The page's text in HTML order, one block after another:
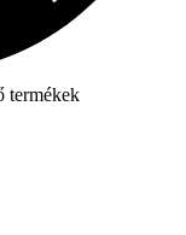
termékek